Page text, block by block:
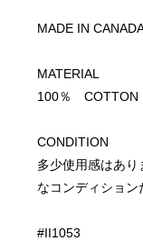
MADE IN
MATERIAL
100％ COTTON
CONDITION
多少使用感はあ
なコンディション
#II1053